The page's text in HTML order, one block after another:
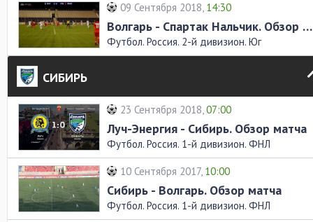
09 Сентября 2018, 14:30
Волгарь - Спартак Нальчик. Обзор матча
Футбол. Россия. 2-й дивизион. Юг
СИБИРЬ
23 Сентября 2018,07:00
Луч-Энергия - Сибирь. Обзор матча
Футбол. Россия. 1-й дивизион. ФНЛ
10 Сентября 2017, 10:00
Сибирь - Волгарь. Обзор матча
Футбол. Россия. 1-й дивизион. ФНЛ